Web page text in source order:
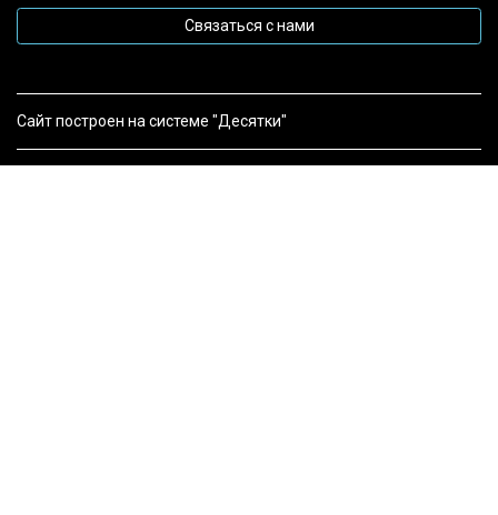
Связаться с нами
Сайт построен на системе "Десятки"